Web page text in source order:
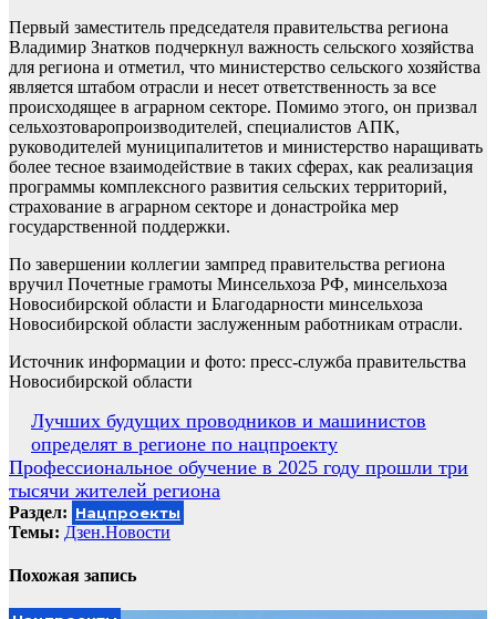
Первый заместитель председателя правительства региона
Владимир Знатков подчеркнул важность сельского хозяйства
для региона и отметил, что министерство сельского хозяйства
является штабом отрасли и несет ответственность за все
происходящее в аграрном секторе. Помимо этого, он призвал
сельхозтоваропроизводителей, специалистов АПК,
руководителей муниципалитетов и министерство наращивать
более тесное взаимодействие в таких сферах, как реализация
программы комплексного развития сельских территорий,
страхование в аграрном секторе и донастройка мер
государственной поддержки.
По завершении коллегии зампред правительства региона
вручил Почетные грамоты Минсельхоза РФ, минсельхоза
Новосибирской области и Благодарности минсельхоза
Новосибирской области заслуженным работникам отрасли.
Источник информации и фото: пресс-служба правительства
Новосибирской области
Навигация
по
записям
Лучших будущих проводников и машинистов
определят в регионе по нацпроекту
Профессиональное обучение в 2025 году прошли три
тысячи жителей региона
Раздел: Нацпроекты
Темы: Дзен.Новости
Похожая запись